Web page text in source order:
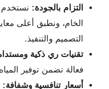
التزام بالجودة: نستخدم
الخام، ونطبق أعلى
التصميم والتنفيذ.
تقنيات ري ذكية
فعالة تضمن توفير
أسعار تنافسية وشفافة: